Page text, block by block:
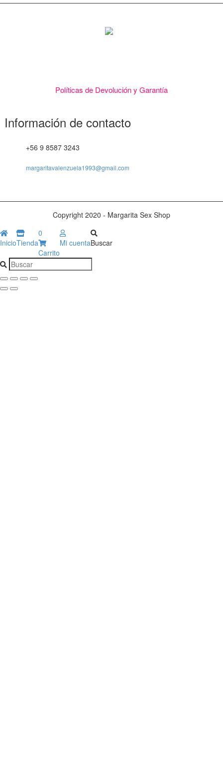
Políticas de Devolución y Garantía
Información de contacto
+56 9 8587 3243
margaritavalenzuela1993@gmail.com
Copyright 2020 - Margarita Sex Shop
InicioTienda
0
Carrito
Mi cuentaBuscar